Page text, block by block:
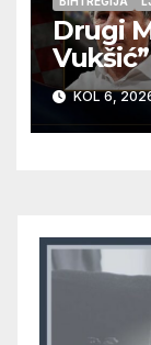
Drugi
12.KOL 6,